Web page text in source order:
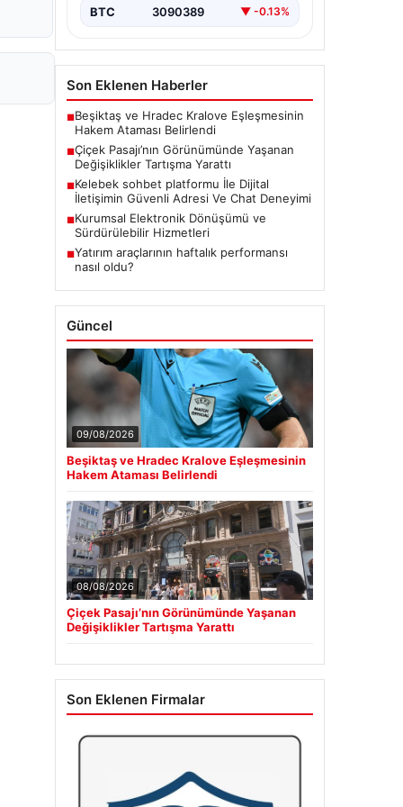
BTC 3090389 ▼ -0.13%
Son Eklenen Haberler
■Beşiktaş ve Hradec Kralove Eşleşmesinin
Hakem Ataması Belirlendi
■Çiçek Pasajı’nın Görünümünde Yaşanan
Değişiklikler Tartışma Yarattı
■Kelebek sohbet platformu İle Dijital
İletişimin Güvenli Adresi Ve Chat Deneyimi
■Kurumsal Elektronik Dönüşümü ve
Sürdürülebilir Hizmetleri
■Yatırım araçlarının haftalık performansı
nasıl oldu?
Güncel
09/08/2026
Beşiktaş ve Hradec Kralove Eşleşmesinin
Hakem Ataması Belirlendi
08/08/2026
Çiçek Pasajı’nın Görünümünde Yaşanan
Değişiklikler Tartışma Yarattı
Son Eklenen Firmalar